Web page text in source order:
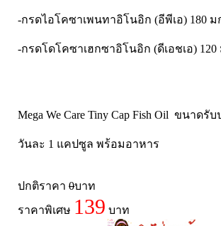
banner แบนเนอร์ โปรตีน
-กรดไอโคซาเพนทาอิโนอิก (อีพีเอ) 180 ม
-กรดโดโคซาเฮกซาอิโนอิก (ดีเอชเอ) 120
Mega We Care Tiny Cap Fish Oil ขนาดรั
วันละ 1 แคปซูล พร้อมอาหาร
ปกติราคา0บาท
ราคาพิเศษ 139 บาท